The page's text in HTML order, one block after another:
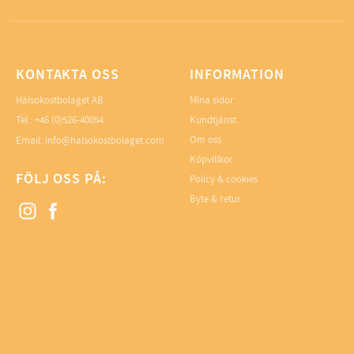
KONTAKTA OSS
Hälsokostbolaget AB
Tel.: +46 (0)526-40054
Email: info@halsokostbolaget.com
FÖLJ OSS PÅ:
INFORMATION
Mina sidor
Kundtjänst
Om oss
Köpvillkor
Policy & cookies
Byte & retur